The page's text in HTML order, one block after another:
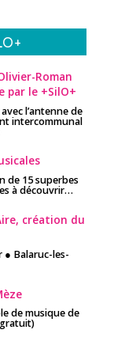
Roman
par le +SilO+
l’antenne de
intercommunal
de 15 superbes
à découvrir…
création du
● Balaruc-les-
de musique de